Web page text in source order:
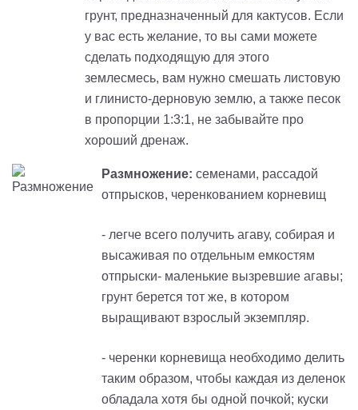
грунт, предназначенный для кактусов. Если
у вас есть желание, то вы сами можете
сделать подходящую для этого
землесмесь, вам нужно смешать листовую
и глинисто-дерновую землю, а также песок
в пропорции 1:3:1, не забывайте про
хороший дренаж.
Размножение: семенами, рассадой
отпрысков, черенкованием корневищ
- легче всего получить агаву, собирая и
высаживая по отдельным емкостям
отпрыски- маленькие вызревшие агавы;
грунт берется тот же, в котором
выращивают взрослый экземпляр.
- черенки корневища необходимо делить
таким образом, чтобы каждая из деленок
обладала хотя бы одной почкой; куски